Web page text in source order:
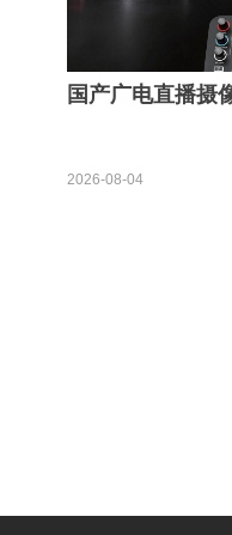
国产广电直播摄
2026-08-04